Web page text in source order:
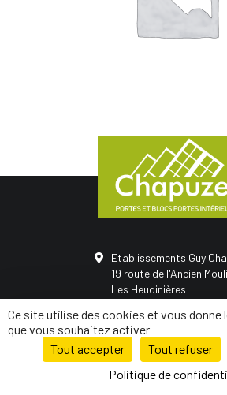
Etablissements Guy
19 route de l'Ancien
Les Heudinières
02 31 68 05 21
© Conception Mediapilote Normandie
confidentialité-Plan de
Ce site utilise des cookies et vous donne
que vous souhaitez activer
Tout accepter
Tout refuser
Politique de